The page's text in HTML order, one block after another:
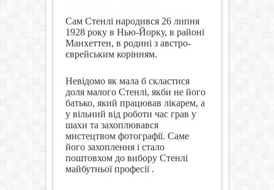
Сам Стенлі народився 26 липня
1928 року в Нью-Йорку, в районі
Манхеттен, в родині з австро-
єврейським корінням.
Невідомо як мала б скластися
доля малого Стенлі, якби не його
батько, який працював лікарем, а
у вільний від роботи час грав у
шахи та захоплювався
мистецтвом фотографії. Саме
його захоплення і стало
поштовхом до вибору Стенлі
майбутньої професії .